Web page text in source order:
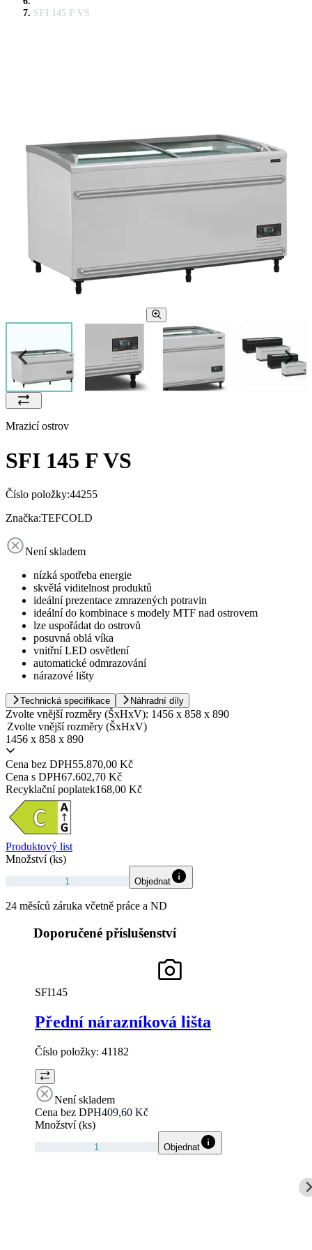
SFI 145 F VS
Mrazicí ostrov
SFI 145 F VS
Číslo položky:44255
Značka:TEFCOLD
Není skladem
nízká spotřeba energie
skvělá viditelnost produktů
ideální prezentace zmrazených potravin
ideální do kombinace s modely MTF nad ostrovem
lze uspořádat do ostrovů
posuvná oblá víka
vnitřní LED osvětlení
automatické odmrazování
nárazové lišty
Technická specifikace Náhradní díly
Zvolte vnější rozměry (ŠxHxV): 1456 x 858 x 890
Zvolte vnější rozměry (ŠxHxV)
1456 x 858 x 890
Cena bez DPH55.870,00 Kč
Cena s DPH67.602,70 Kč
Recyklační poplatek168,00 Kč
Produktový list
Množství (ks)
Objednat
24 měsíců záruka včetně práce a ND
Doporučené příslušenství
SFI145
Přední nárazníková lišta
Číslo položky: 41182
Není skladem
Cena bez DPH409,60 Kč
Množství (ks)
Objednat